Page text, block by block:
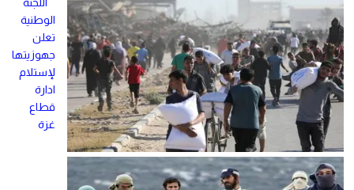
الوطنية
تعلن
جهوزيتها
لإستلام
ادارة
قطاع
غزة